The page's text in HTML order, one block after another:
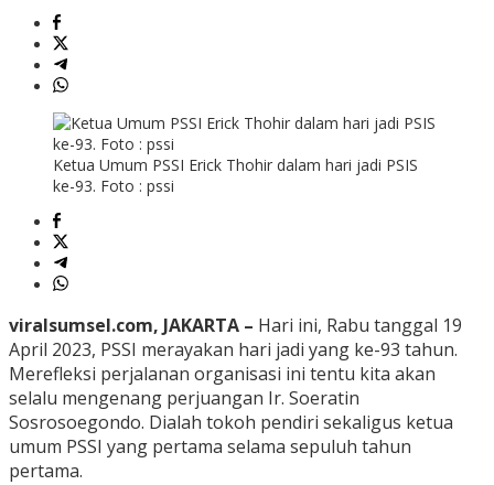
Ketua Umum PSSI Erick Thohir dalam hari jadi PSIS
ke-93. Foto : pssi
viralsumsel.com, JAKARTA – Hari ini, Rabu tanggal 19
April 2023, PSSI merayakan hari jadi yang ke-93 tahun.
Merefleksi perjalanan organisasi ini tentu kita akan
selalu mengenang perjuangan Ir. Soeratin
Sosrosoegondo. Dialah tokoh pendiri sekaligus ketua
umum PSSI yang pertama selama sepuluh tahun
pertama.